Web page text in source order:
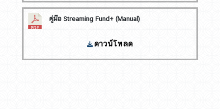
คู่มือ Streaming Fund+ (Manual)
ดาวน์โหลด